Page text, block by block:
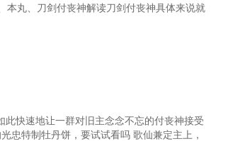
本丸、刀剑付丧神解读刀剑付丧神具体来说就
快速地让一群对旧主念念不忘的付丧神接受
忠特制牡丹饼，要试试看吗 歌仙兼定主上，